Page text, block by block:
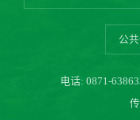
公
电话: 0871-